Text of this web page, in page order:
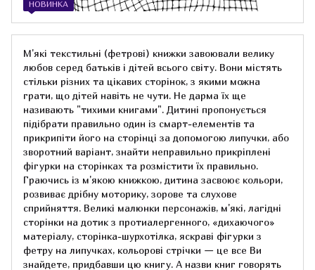
НОВИНКА
М'які текстильні (фетрові) книжки завоювали велику
любов серед батьків і дітей всього світу. Вони містять
стільки різних та цікавих сторінок, з якими можна
грати, що дітей навіть не чути. Не дарма їх ще
називають "тихими книгами". Дитині пропонується
підібрати правильно один із смарт-елементів та
прикрипіти його на сторінці за допомогою липучки, або
зворотний варіант, знайти неправильно прикріплені
фігурки на сторінках та розмістити їх правильно.
Граючись із м'якою книжкою, дитина засвоює кольори,
розвиває дрібну моторику, зорове та слухове
сприйняття. Великі малюнки персонажів, м'які, лагідні
сторінки на дотик з протиалергенного, «дихаючого»
матеріалу, сторінка-шурхотілка, яскраві фігурки з
фетру на липучках, кольорові стрічки — це все Ви
знайдете, придбавши цю книгу. А назви книг говорять